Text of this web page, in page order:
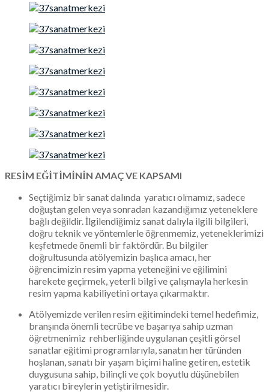
RESİM EĞİTİMİNİN AMAÇ VE KAPSAMI
Seçtiğimiz bir sanat dalında yaratıcı olmamız, sadece
doğuştan gelen veya sonradan kazandığımız yeteneklere
bağlı değildir. İlgilendiğimiz sanat dalıyla ilgili bilgileri,
doğru teknik ve yöntemlerle öğrenmemiz, yeteneklerimizi
keşfetmede önemli bir faktördür. Bu bilgiler
doğrultusunda atölyemizin başlıca amacı, her
öğrencimizin resim yapma yeteneğini ve eğilimini
harekete geçirmek, yeterli bilgi ve çalışmayla herkesin
resim yapma kabiliyetini ortaya çıkarmaktır.
Atölyemizde verilen resim eğitimindeki temel hedefimiz,
branşında önemli tecrübe ve başarıya sahip uzman
öğretmenimiz rehberliğinde uygulanan çeşitli görsel
sanatlar eğitimi programlarıyla, sanatın her türünden
hoşlanan, sanatı bir yaşam biçimi haline getiren, estetik
duygusuna sahip, bilinçli ve çok boyutlu düşünebilen
yaratıcı bireylerin yetiştirilmesidir.